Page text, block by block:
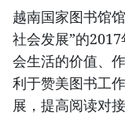
越南国家图书馆
社会发展”的
会生活的价值、
利于赞美图书工
展，提高阅读对